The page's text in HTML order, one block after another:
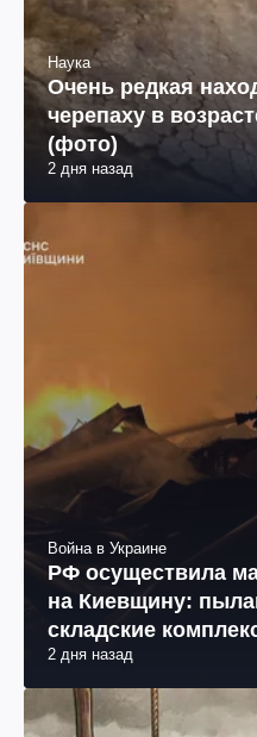
Наука
Очень редкая
черепаху в
(фото)
2 дня назад
Война в Украине
РФ осуществила
на Киевщину:
складские
раненых (фото,
2 дня назад